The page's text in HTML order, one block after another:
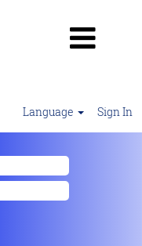
Language Sign In